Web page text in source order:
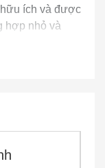
ích và được
hợp nhỏ và
và di động.
quy mô đến
di động